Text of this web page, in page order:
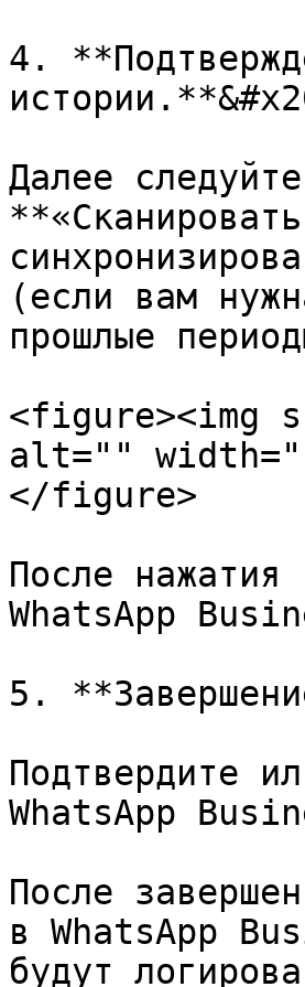
4.
Далее
(если вам
прошлые
<figure><img
alt=""
</figure>
После нажатия
WhatsApp
5.
Подтвердите
WhatsApp
После
в WhatsApp
будут